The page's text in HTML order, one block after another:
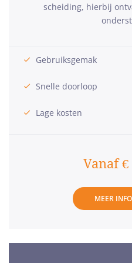
scheiding, hierbij
Gebruiksgemak
Snelle doorloop
Lage kosten
Vanaf €
MEER